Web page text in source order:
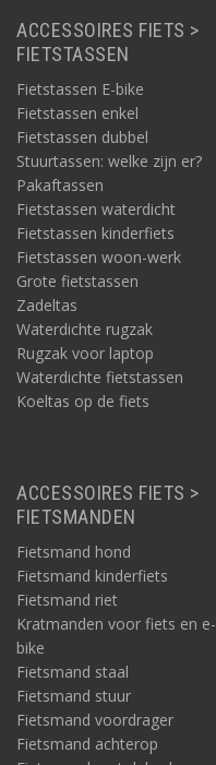
ACCESSOIRES FIETS >
FIETSTASSEN
Fietstassen E-bike
Fietstassen enkel
Fietstassen dubbel
Stuurtassen: welke zijn er?
Pakaftassen
Fietstassen waterdicht
Fietstassen kinderfiets
Fietstassen woon-werk
Grote fietstassen
Zadeltas
Waterdichte rugzak
Rugzak voor laptop
Waterdichte fietstassen
Koeltas op de fiets
ACCESSOIRES FIETS >
FIETSMANDEN
Fietsmand hond
Fietsmand kinderfiets
Fietsmand riet
Kratmanden voor fiets en e-
bike
Fietsmand staal
Fietsmand stuur
Fietsmand voordrager
Fietsmand achterop